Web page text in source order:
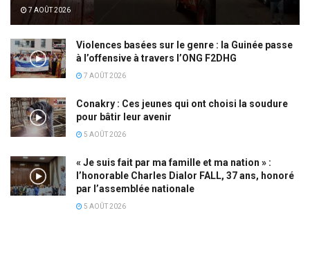
7 AOÛT 2026
Violences basées sur le genre : la Guinée passe
à l’offensive à travers l’ONG F2DHG
7 AOÛT 2026
Conakry : Ces jeunes qui ont choisi la soudure
pour bâtir leur avenir
5 AOÛT 2026
« Je suis fait par ma famille et ma nation » :
l’honorable Charles Dialor FALL, 37 ans, honoré
par l’assemblée nationale
5 AOÛT 2026